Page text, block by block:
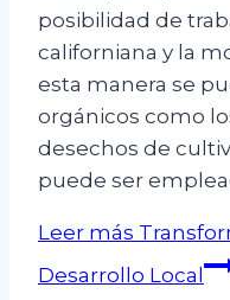
posibilidad de
californiana y la
esta manera se
orgánicos como
desechos de
puede ser
Leer más
Desarrollo Local